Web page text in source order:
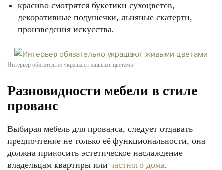
красиво смотрятся букетики сухоцветов,
декоративные подушечки, льняные скатерти,
произведения искусства.
Интерьер обязательно украшают живыми цветами
Разновидности мебели в стиле
прованс
Выбирая мебель для прованса, следует отдавать
предпочтение не только её функциональности, она
должна приносить эстетическое наслаждение
владельцам квартиры или частного дома.